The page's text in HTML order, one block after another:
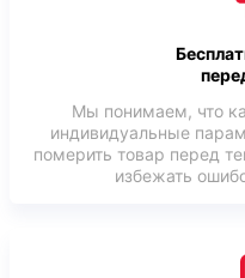
Мы понимаем, что
индивидуальные
померить товар перед
избежать